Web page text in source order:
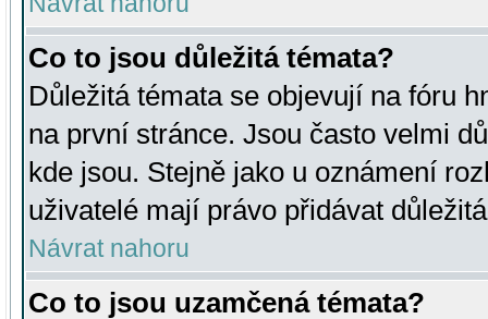
Co to jsou důležitá témata?
Důležitá témata se objevují na fóru
na první stránce. Jsou často velmi
kde jsou. Stejně jako u oznámení
uživatelé mají právo přidávat
Návrat nahoru
Co to jsou uzamčená témata?